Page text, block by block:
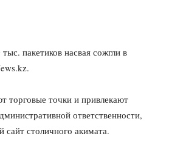
пакетиков насвая сожгли в
торговые точки и привлекают
ответственности,
столичного акимата.